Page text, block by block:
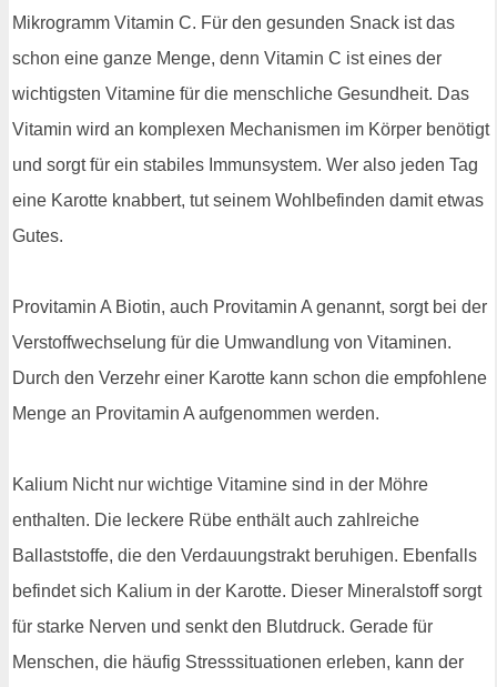
Mikrogramm Vitamin C. Für den gesunden Snack ist das
schon eine ganze Menge, denn Vitamin C ist eines der
wichtigsten Vitamine für die menschliche Gesundheit. Das
Vitamin wird an komplexen Mechanismen im Körper benötigt
und sorgt für ein stabiles Immunsystem. Wer also jeden Tag
eine Karotte knabbert, tut seinem Wohlbefinden damit etwas
Gutes.
Provitamin A Biotin, auch Provitamin A genannt, sorgt bei der
Verstoffwechselung für die Umwandlung von Vitaminen.
Durch den Verzehr einer Karotte kann schon die empfohlene
Menge an Provitamin A aufgenommen werden.
Kalium Nicht nur wichtige Vitamine sind in der Möhre
enthalten. Die leckere Rübe enthält auch zahlreiche
Ballaststoffe, die den Verdauungstrakt beruhigen. Ebenfalls
befindet sich Kalium in der Karotte. Dieser Mineralstoff sorgt
für starke Nerven und senkt den Blutdruck. Gerade für
Menschen, die häufig Stresssituationen erleben, kann der